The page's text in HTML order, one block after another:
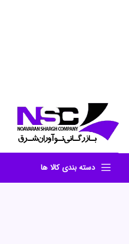
دسته بندی کالا ها